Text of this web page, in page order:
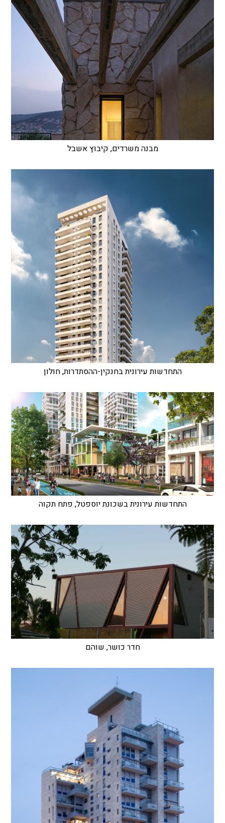
מבנה משרדים, קיבוץ אשבל
התחדשות עירונית בחנקין-ההסתדרות, חולון
התחדשות עירונית בשכונת יוספטל, פתח תקוה
חדר כושר, שוהם